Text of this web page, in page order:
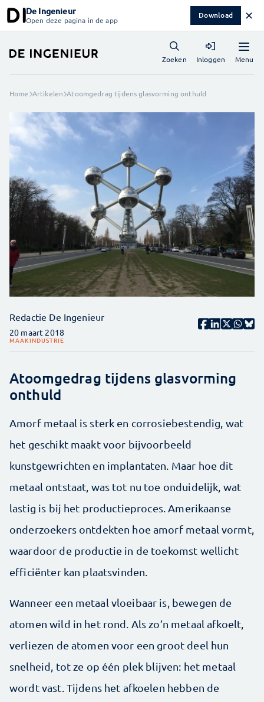
De Ingenieur
Open deze pagina in de app Download ✕
Menu
Zoeken Inloggen
Home Artikelen Atoomgedrag tijdens glasvorming onthuld
Redactie De Ingenieur
20 maart 2018
MAAKINDUSTRIE
Atoomgedrag tijdens glasvorming
onthuld
Amorf metaal is sterk en corrosiebestendig, wat
het geschikt maakt voor bijvoorbeeld
kunstgewrichten en implantaten. Maar hoe dit
metaal ontstaat, was tot nu toe onduidelijk, wat
lastig is bij het productieproces. Amerikaanse
onderzoekers ontdekten hoe amorf metaal vormt,
waardoor de productie in de toekomst wellicht
efficiënter kan plaatsvinden.
Wanneer een metaal vloeibaar is, bewegen de
atomen wild in het rond. Als zo’n metaal afkoelt,
verliezen de atomen voor een groot deel hun
snelheid, tot ze op één plek blijven: het metaal
wordt vast. Tijdens het afkoelen hebben de